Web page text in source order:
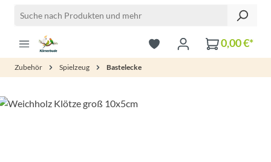
Zum Hauptinhalt springen
0,00 €*
Zubehör Spielzeug Bastelecke
Bildergalerie überspringen